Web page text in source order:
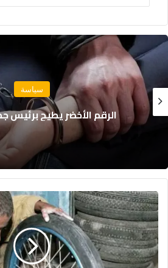
سياسة
الرقم الأخضر يطيح
الجمعية
المغربية
لحقوق
الإنسان
تطالب
بالتصدي